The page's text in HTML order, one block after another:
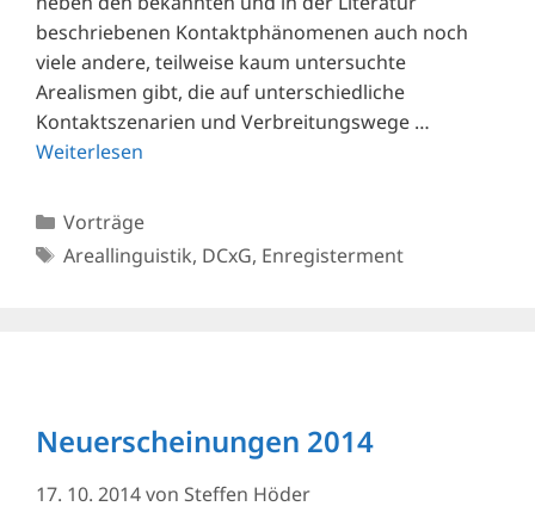
beschriebenen Kontaktphänomenen auch noch
viele andere, teilweise kaum untersuchte
Arealismen gibt, die auf unterschiedliche
Kontaktszenarien und Verbreitungswege …
Weiterlesen
Kategorien
Vorträge
Schlagwörter
Areallinguistik, DCxG, Enregisterment
Neuerscheinungen 2014
17. 10. 2014von Steffen Höder